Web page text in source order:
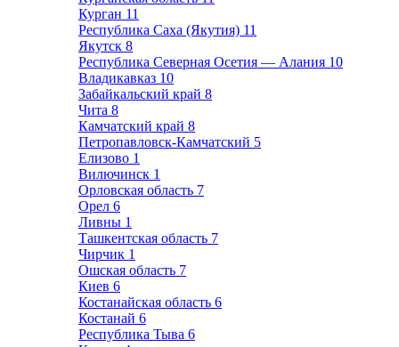
Курган 11
Республика Саха (Якутия) 11
Якутск 8
Республика Северная Осетия — Алания 10
Владикавказ 10
Забайкальский край 8
Чита 8
Камчатский край 8
Петропавловск-Камчатский 5
Елизово 1
Вилючинск 1
Орловская область 7
Орел 6
Ливны 1
Ташкентская область 7
Чирчик 1
Ошская область 7
Киев 6
Костанайская область 6
Костанай 6
Республика Тыва 6